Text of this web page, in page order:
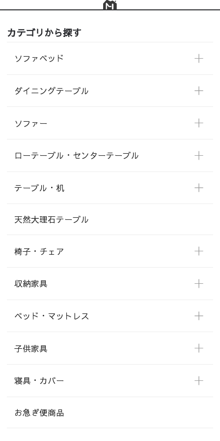
カテゴリから探す
ソファベッド
ダイニングテーブル
ソファー
ローテーブル・センターテーブル
テーブル・机
天然大理石テーブル
椅子・チェア
収納家具
ベッド・マットレス
子供家具
寝具・カバー
お急ぎ便商品